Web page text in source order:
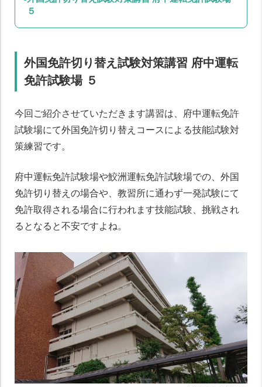
５
外国免許切り替え試験対策講習 府中運転
免許試験場 ５
今回ご紹介させていただきます講習は、府中運転免許
試験場にて外国免許切り替えコースによる技能試験対
策練習です。
府中運転免許試験場や鮫洲運転免許試験場での、外国
免許切り替えの場合や、教習所に通わず一発試験にて
免許取得される場合に行われます技能試験、挑戦され
るとなると不安ですよね。